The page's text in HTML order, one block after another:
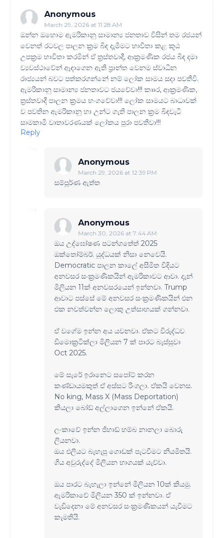
Anonymous
March 29, 2026 at 11:28 AM
ඔන්න ඔහොම ඇමරිකානු සාමාන්‍ය ජනතාව විසින් තම රජයන්
වෙනත් රටවල පාලන ක්‍රම බිඳ දැමීමට භාවිතා කළ කූඨ
උපක්‍රම භාවිතා කරමින් ඒ ත්‍රස්තවාදී, ආක්‍රමණික රජය බිඳ දමා
ව්‍යවස්ථාවේන් ඈඳාගෙන ඇති ප්‍රාන්ත වෙනම ස්වාධීන
රාජ්‍යයන් බවට පත්කරගන්නේ නම් ලෝක සාමය සදා පවතීවි.
ඇමරිකානු සාමාන්‍ය ජනතාවට ජයවේවා!!! කෲර, ආක්‍රමණික,
ත්‍රස්තවාදී පාලන ක්‍රමය භංගවේවා!!! ලෝක සාමයට බාධාවක්
ව පවතින ඇමරිකානු හා උන්ට ගැති පාලන ක්‍රම බිඳවැටී
සාමකාමී වාතාවරණයක් ලෝකය පුරා පවතීවා!!!
Reply
Anonymous
March 29, 2026 at 12:39 PM
සම්පූර්ණ ඇත්ත
Anonymous
March 30, 2026 at 7:44 AM
ඔය උද්ඝෝෂණ පටන්ගත්‍තේ 2025
ඔක්තෝම්බර්. යුද්ධයක් නිසා නෙවෙයි.
Democratic පාලන කාලේ අසීමිත විදියට
අනවසර සංක්‍රමණිකයින් ඇමරිකාවට ආවා. දැන්
මිලියන 11ක් අනවසරයෙන් ඉන්නවා. Trump
ආවාට පස්සේ මේ අනවසර සංක්‍රමණිකයින් එන
එක නවත්වන්න ලොකු උත්සාහයක් ගන්නවා.
ඒ වගේම ඉන්න අය යවනවා. ඒකට විරුද්ධව
ඩිමොක්‍රටික්ලා මිලියන 7 ක් පාරට බැස්සුවා
Oct 2025.
මේ සැරේ ඉරානෙට සපෝට් කරන
කණ්ඩායමකුත් ඒ අස්සට රිංගලා. ඒකයි වෙනස.
No king, Mass X (Mass Deportation)
කියලා බෝඩ් අල්ලාගෙන ඉන්නේ ඒකයි.
ලංකාවේ ඉන්න ජිහාඩ් හම්බ නානලා බොරු
ලියනවා.
ඔය එලියට බැහැපු ගොඩක් පැටවීමට නියමිතයි.
ගිය අවුරුද්දේ මිලියන භාගයක් යැව්වා.
ඔය පාරට බැහැලා ඉන්නේ මිලියන 10ක් කියමු.
ඇමරිකාවේ මිලියන 350 ක් ඉන්නවා. ඒ
වැඩිදෙනා මේ අනවසර සංක්‍රමණිකයන් යැවීමට
කැමතියි.